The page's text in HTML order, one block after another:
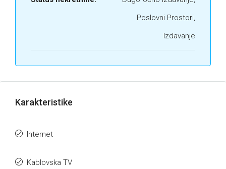
Poslovni Prostori,
Izdavanje
Karakteristike
Internet
Kablovska TV